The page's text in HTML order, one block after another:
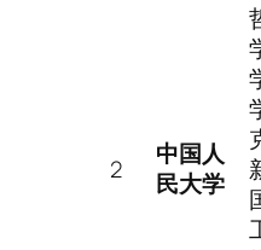
2
中国人
民大学